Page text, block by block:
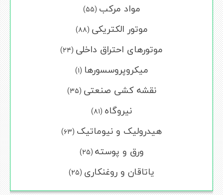
مواد مرکب (۵۵)
موتور الکتریکی (۸۸)
موتورهای احتراق داخلی (۲۴)
میکروپروسسورها (۱)
نقشه کشی صنعتی (۳۵)
نیروگاه (۸۱)
هیدرولیک و نیوماتیک (۶۳)
ورق و پوسته (۲۵)
یاتاقان و روغنکاری (۲۵)